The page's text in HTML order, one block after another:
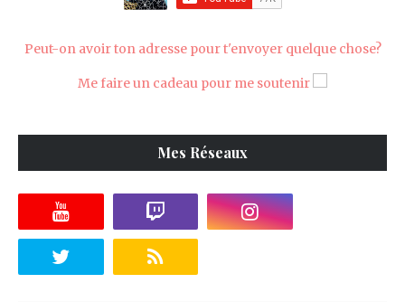
Peut-on avoir ton adresse pour t'envoyer quelque chose?
Me faire un cadeau pour me soutenir
Mes Réseaux